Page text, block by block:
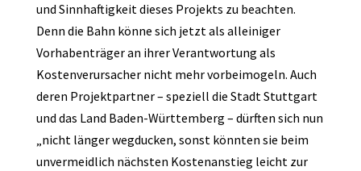
und Sinnhaftigkeit dieses Projekts zu beachten.
Denn die Bahn könne sich jetzt als alleiniger
Vorhabenträger an ihrer Verantwortung als
Kostenverursacher nicht mehr vorbeimogeln. Auch
deren Projektpartner – speziell die Stadt Stuttgart
und das Land Baden-Württemberg – dürften sich nun
„nicht länger wegducken, sonst könnten sie beim
unvermeidlich nächsten Kostenanstieg leicht zur